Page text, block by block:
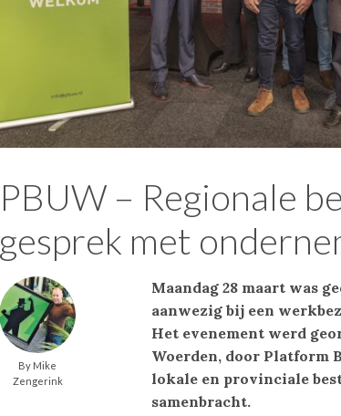
PBUW – Regionale
gesprek met
Maandag 28 maart was
aanwezig bij een
Het evenement werd
Woerden, door Platform
lokale en provinciale
samenbracht.
By Mike
Zengerink